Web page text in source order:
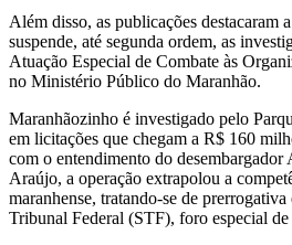
Além disso, as publicações destacaram
suspende, até segunda ordem, as
Atuação Especial de Combate às
no Ministério Público do Maranhão.
Maranhãozinho é investigado pelo
em licitações que chegam a R$ 160
com o entendimento do
Araújo, a operação extrapolou a
maranhense, tratando-se de
Tribunal Federal (STF), foro especial de